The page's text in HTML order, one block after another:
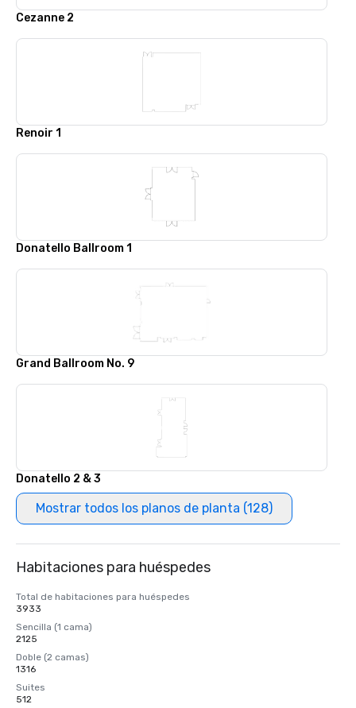
Cezanne 2
Renoir 1
Donatello Ballroom 1
Grand Ballroom No. 9
Donatello 2 & 3
Mostrar todos los planos de planta (128)
Habitaciones para huéspedes
Total de habitaciones para huéspedes
3933
Sencilla (1 cama)
2125
Doble (2 camas)
1316
Suites
512